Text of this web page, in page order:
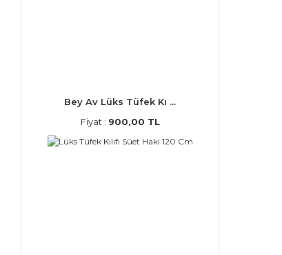
Bey Av Lüks Tüfek Kı ...
Fiyat : 900,00 TL